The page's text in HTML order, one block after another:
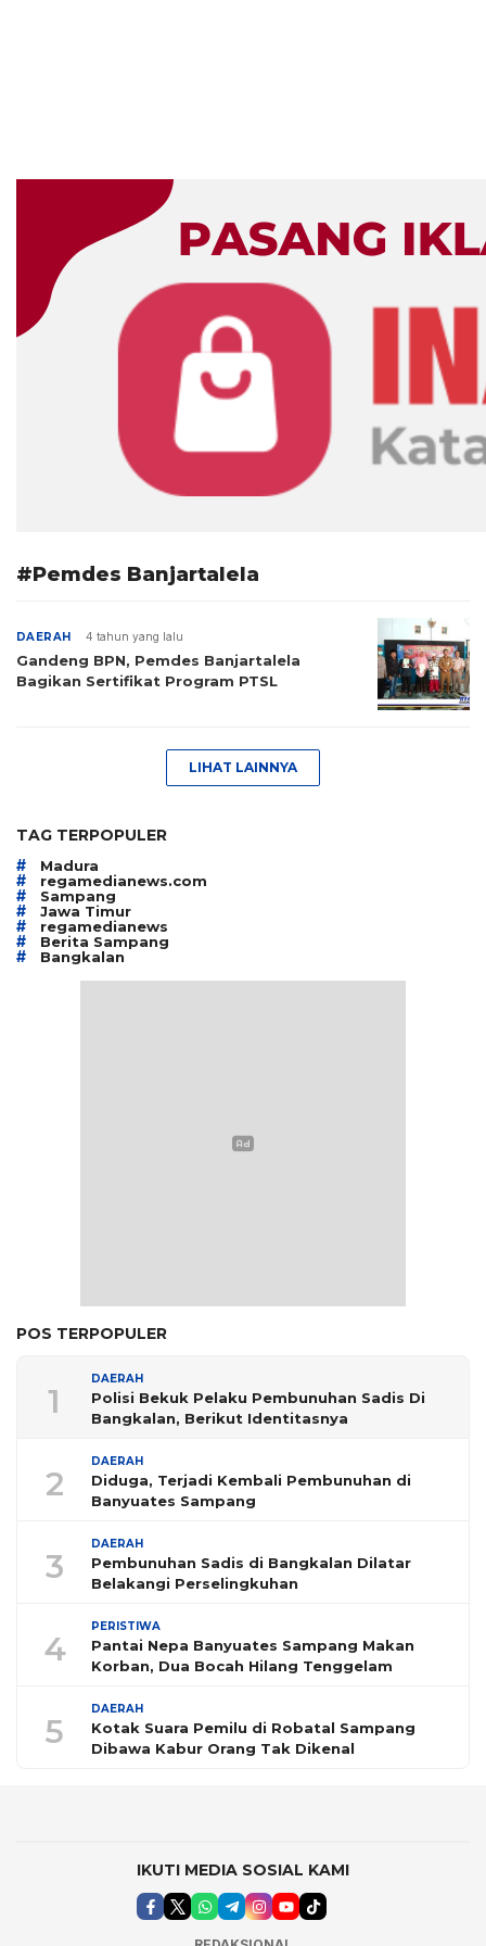
#Pemdes Banjartalela
DAERAH 4 tahun yang lalu
Gandeng BPN, Pemdes Banjartalela
Bagikan Sertifikat Program PTSL
LIHAT LAINNYA
TAG TERPOPULER
# Madura
# regamedianews.com
# Sampang
# Jawa Timur
# regamedianews
# Berita Sampang
# Bangkalan
POS TERPOPULER
1
DAERAH
Polisi Bekuk Pelaku Pembunuhan Sadis Di
Bangkalan, Berikut Identitasnya
2
DAERAH
Diduga, Terjadi Kembali Pembunuhan di
Banyuates Sampang
3
DAERAH
Pembunuhan Sadis di Bangkalan Dilatar
Belakangi Perselingkuhan
4
PERISTIWA
Pantai Nepa Banyuates Sampang Makan
Korban, Dua Bocah Hilang Tenggelam
5
DAERAH
Kotak Suara Pemilu di Robatal Sampang
Dibawa Kabur Orang Tak Dikenal
IKUTI MEDIA SOSIAL KAMI